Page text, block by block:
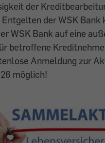
der
der WSK Bank
WSK Bank auf eine
betroffene
Anmeldung zur
möglich!